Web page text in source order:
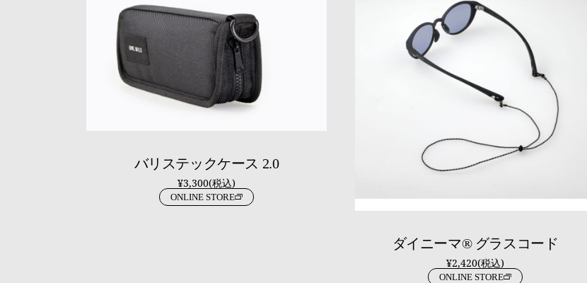
バリステックケース 2.0
¥3,300(税込)
ONLINE STORE
ダイニーマ® グラスコード
¥2,420(税込)
ONLINE STORE